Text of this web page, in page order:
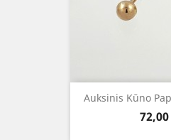
Auksinis Kūno